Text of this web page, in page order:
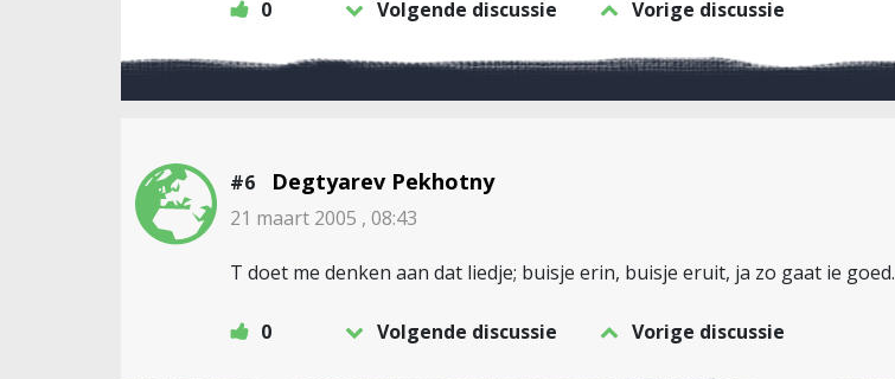
0 Volgende discussie Vorige discussie
#6 Degtyarev Pekhotny
21 maart 2005 , 08:43
T doet me denken aan dat liedje; buisje erin, buisje eruit, ja zo gaat ie goed.
0 Volgende discussie Vorige discussie